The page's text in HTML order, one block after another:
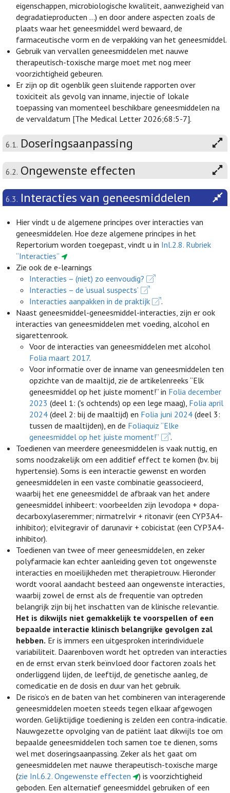
eigenschappen, microbiologische kwaliteit, aanwezigheid van
degradatieproducten ...) en door andere aspecten zoals de
plaats waar het geneesmiddel werd bewaard, de
farmaceutische vorm en de verpakking van het geneesmiddel.
Gebruik van vervallen geneesmiddelen met nauwe
therapeutisch-toxische marge moet met nog meer
voorzichtigheid gebeuren.
Er zijn op dit ogenblik geen sluitende rapporten over
toxiciteit als gevolg van inname, injectie of lokale
toepassing van momenteel beschikbare geneesmiddelen na
de vervaldatum [The Medical Letter 2026;68:5-7].
6.1. Doseringsaanpassing
6.2. Ongewenste effecten
6.3. Interacties van geneesmiddelen
Hier vindt u de algemene principes over interacties van
geneesmiddelen. Hoe deze algemene principes in het
Repertorium worden toegepast, vindt u in Inl.2.8. Rubriek
“Interacties”
Zie ook de e-learnings
Interacties – (niet) zo eenvoudig?
Interacties – de ‘usual suspects’
Interacties aanpakken in de praktijk
.
Naast geneesmiddel-geneesmiddel-interacties, zijn er ook
interacties van geneesmiddelen met voeding, alcohol en
sigarettenrook.
Voor de interacties van geneesmiddelen met alcohol
Folia maart 2017.
Voor informatie over de inname van geneesmiddelen ten
opzichte van de maaltijd, zie de artikelenreeks “Elk
geneesmiddel op het juiste moment!” in Folia december
2023 (deel 1: (’s ochtends) op een lege maag), Folia april
2024 (deel 2: bij de maaltijd) en Folia juni 2024 (deel 3:
tussen de maaltijden), en de Foliaquiz “Elke
geneesmiddel op het juiste moment!”
.
Toedienen van meerdere geneesmiddelen is vaak nuttig, en
soms noodzakelijk om een additief effect te komen (bv. bij
hypertensie). Soms is een interactie gewenst en worden
geneesmiddelen in een vaste combinatie geassocieerd,
waarbij het ene geneesmiddel de afbraak van het andere
geneesmiddel inhibeert: voorbeelden zijn levodopa + dopa-
decarboxylaseremmer; nirmatrelvir + ritonavir (een CYP3A4-
inhibitor); elvitegravir of darunavir + cobicistat (een CYP3A4-
inhibitor).
Toedienen van twee of meer geneesmiddelen, en zeker
polyfarmacie kan echter aanleiding geven tot ongewenste
interacties en moeilijkheden met therapietrouw. Hieronder
wordt vooral aandacht besteed aan ongewenste interacties,
waarbij zowel de ernst als de frequentie van optreden
belangrijk zijn bij het inschatten van de klinische relevantie.
Het is dikwijls niet gemakkelijk te voorspellen of een
bepaalde interactie klinisch belangrijke gevolgen zal
hebben. Er is immers een uitgesproken interindividuele
variabiliteit. Daarenboven wordt het optreden van interacties
en de ernst ervan sterk beïnvloed door factoren zoals het
onderliggend lijden, de leeftijd, de genetische aanleg, de
comedicatie en de dosis en duur van het gebruik.
De risico’s en de baten van het combineren van interagerende
geneesmiddelen moeten steeds tegen elkaar afgewogen
worden. Gelijktijdige toediening is zelden een contra-indicatie.
Nauwgezette opvolging van de patiënt laat dikwijls toe om
bepaalde geneesmiddelen toch samen toe te dienen, soms
wel met doseringsaanpassing. Zeker als het gaat om
geneesmiddelen met nauwe therapeutisch-toxische marge
(zie Inl.6.2. Ongewenste effecten
) is voorzichtigheid
geboden. Een alternatief geneesmiddel gebruiken of een